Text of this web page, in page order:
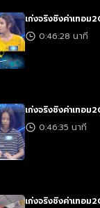
เก่งจริงชิงค่าเทอม
0:46:28 นาที
เก่งจริงชิงค่าเทอม
0:46:35 นาที
เก่งจริงชิงค่าเทอม